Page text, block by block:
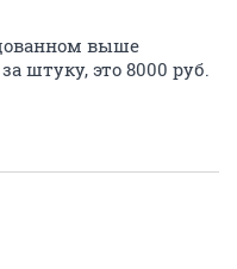
выше
штуку, это 8000 руб.